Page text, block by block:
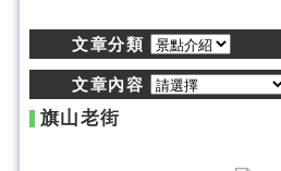
文章分類
文章內容
旗山老街